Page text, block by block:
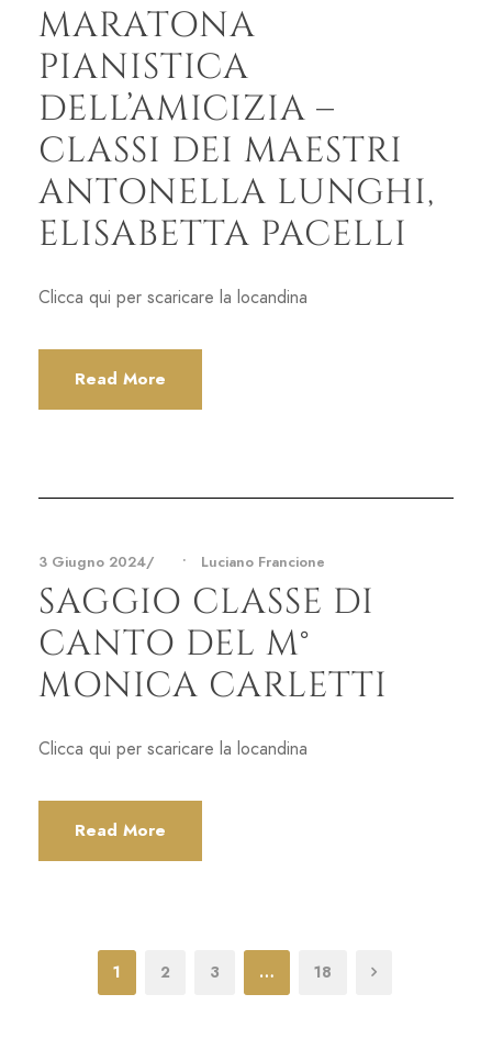
MARATONA
PIANISTICA
DELL’AMICIZIA –
CLASSI DEI MAESTRI
ANTONELLA LUNGHI,
ELISABETTA PACELLI
Clicca qui per scaricare la locandina
Read More
3 Giugno 2024 • Luciano Francione
SAGGIO CLASSE DI
CANTO DEL M°
MONICA CARLETTI
Clicca qui per scaricare la locandina
Read More
1 2 3 … 18